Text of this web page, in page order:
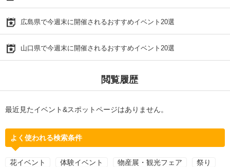
広島県で今週末に開催されるおすすめイベント20選
山口県で今週末に開催されるおすすめイベント20選
閲覧履歴
最近見たイベント&スポットページはありません。
よく使われる検索条件
花イベント 体験イベント 物産展・観光フェア 祭り